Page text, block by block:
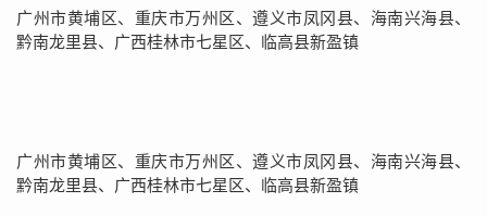
广州市黄埔区、重庆市万州区、遵义市凤冈县、海南兴海县、
黔南龙里县、广西桂林市七星区、临高县新盈镇
广州市黄埔区、重庆市万州区、遵义市凤冈县、海南兴海县、
黔南龙里县、广西桂林市七星区、临高县新盈镇